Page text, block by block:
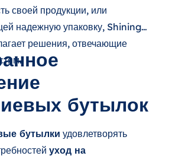
своей продукции, или
надежную упаковку, Shining
решения, отвечающие
бутылок
бутылки удовлетворять
уход на